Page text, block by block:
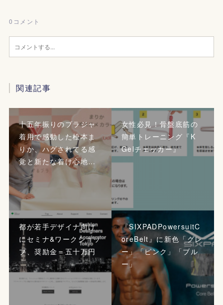
0 コメント
関連記事
十五年振りのブラジャ
着用で感動した松本ま
りか、ハグされてる感
覚と新たな着け心地…
女性必見！骨盤底筋の
簡単トレーニング『K
Gelチェッカー』
都が若手デザイナ向け
にセミナ&ワークショッ
プ、奨励金＝五十万円
『SIXPADPowersuitC
oreBelt』に新色「グレ
ー」「ピンク」「ブル
ー」